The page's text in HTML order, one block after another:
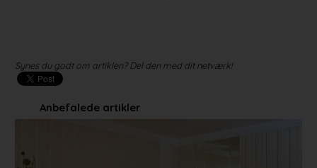
Synes du godt om artiklen? Del den med dit netværk!
Anbefalede artikler